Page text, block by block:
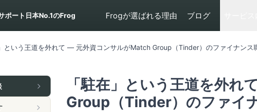
ポート日本No.1のFrog Frogが選ばれる理由 ブログ
という王道を外れて — 元外資コンサルがMatch Group（Tinder）のファイナンス
「駐在」という王道を外
Group（Tinder）のファイ